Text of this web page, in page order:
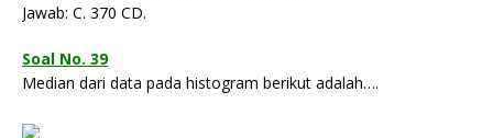
Jawab: C. 370 CD.
Soal No. 39
Median dari data pada histogram berikut adalah….